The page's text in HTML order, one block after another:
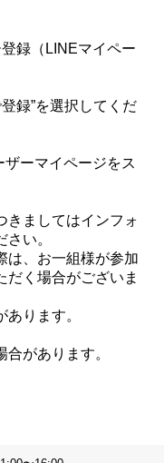
録（LINEマイペー
録”を選択してくだ
ーマイページをス
ましてはインフォ
い。
は、お一組様が参加
だく場合がございま
ります。
があります。